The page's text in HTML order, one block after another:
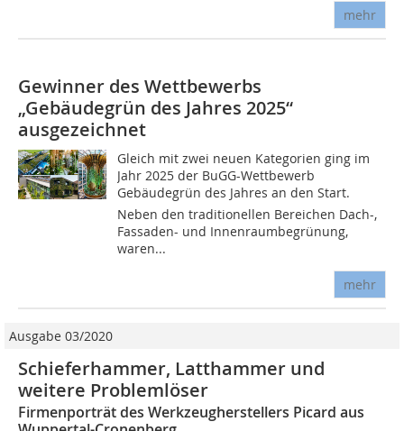
mehr
Gewinner des Wettbewerbs
„Gebäudegrün des Jahres 2025“
ausgezeichnet
Gleich mit zwei neuen Kategorien ging im
Jahr 2025 der BuGG-Wettbewerb
Gebäudegrün des Jahres an den Start.
Neben den traditionellen Bereichen Dach-,
Fassaden- und Innenraumbegrünung,
waren...
mehr
Ausgabe 03/2020
Schieferhammer, Latthammer und
weitere Problemlöser
Firmenporträt des Werkzeugherstellers Picard aus